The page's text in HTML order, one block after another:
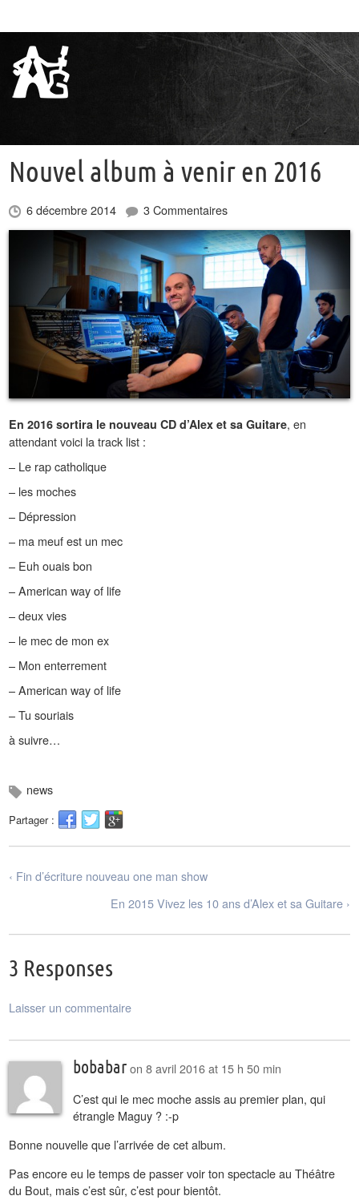
Nouvel album à venir en 2016
6 décembre 2014 3 Commentaires
En 2016 sortira le nouveau CD d’Alex et sa Guitare, en
attendant voici la track list :
– Le rap catholique
– les moches
– Dépression
– ma meuf est un mec
– Euh ouais bon
– American way of life
– deux vies
– le mec de mon ex
– Mon enterrement
– American way of life
– Tu souriais
à suivre…
news
Partager :
‹ Fin d’écriture nouveau one man show
En 2015 Vivez les 10 ans d’Alex et sa Guitare ›
3 Responses
Laisser un commentaire
bobabar on 8 avril 2016 at 15 h 50 min
C’est qui le mec moche assis au premier plan, qui
étrangle Maguy ? :-p
Bonne nouvelle que l’arrivée de cet album.
Pas encore eu le temps de passer voir ton spectacle au Théâtre
du Bout, mais c’est sûr, c’est pour bientôt.